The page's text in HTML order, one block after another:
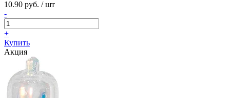
10.90 руб. / шт
-
+
Купить
Акция